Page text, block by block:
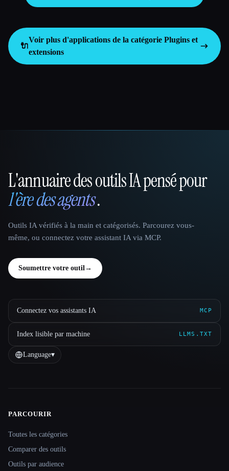
🔌
Voir plus d'applications de la catégorie Plugins et
extensions
That AI Collection
L'annuaire des outils IA pensé pour
l'ère des agents.
Outils IA vérifiés à la main et catégorisés. Parcourez vous-
même, ou connectez votre assistant IA via MCP.
Soumettre votre outil→
Connectez vos assistants IA MCP
Index lisible par machine LLMS.TXT
Language▾
Site navigation
PARCOURIR
Toutes les catégories
Comparer des outils
Outils par audience